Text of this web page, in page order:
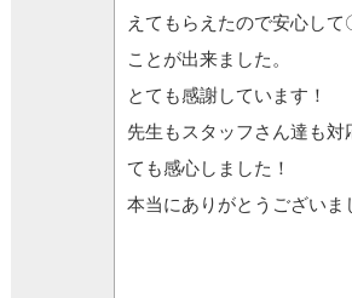
えてもらえたので安心して
ことが出来ました。
とても感謝しています！
先生もスタッフさん達も対
ても感心しました！
本当にありがとうございま